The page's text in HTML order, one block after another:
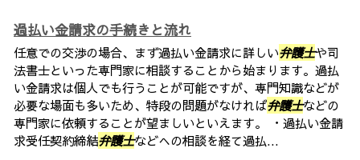
過払い金請求の手続きと流れ
任意での交渉の場合、まず過払い金請求に詳しい弁護士や司
法書士といった専門家に相談することから始まります。過払
い金請求は個人でも行うことが可能ですが、専門知識などが
必要な場面も多いため、特段の問題がなければ弁護士などの
専門家に依頼することが望ましいといえます。 ・過払い金請
求受任契約締結弁護士などへの相談を経て過払...